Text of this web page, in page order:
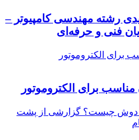
رشته مهندسی کامپیوتر –
فنی و حرفه‌ای
برای الکتروموتور
مناسب برای الکتروموتور
دوش چیست؟ گزارشی از پشت